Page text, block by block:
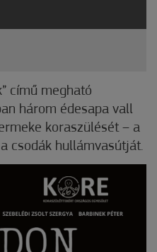
című megható
három édesapa vall
koraszülését – a
csodák hullámvasútját.